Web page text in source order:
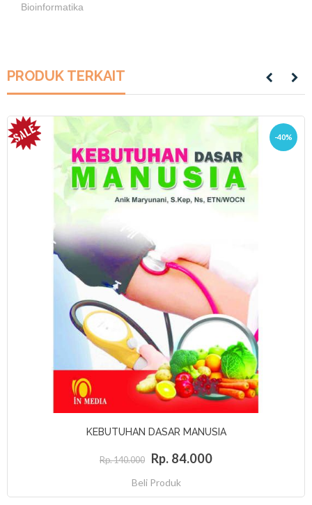
Bioinformatika
PRODUK TERKAIT
-40%
KEBUTUHAN DASAR MANUSIA
Rp. 140.000 Rp. 84.000
Beli Produk